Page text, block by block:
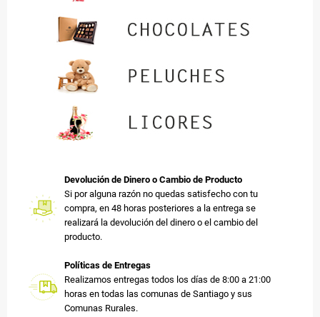
Devolución de Dinero o Cambio de Producto
Si por alguna razón no quedas satisfecho con tu
compra, en 48 horas posteriores a la entrega se
realizará la devolución del dinero o el cambio del
producto.
Políticas de Entregas
Realizamos entregas todos los días de 8:00 a 21:00
horas en todas las comunas de Santiago y sus
Comunas Rurales.